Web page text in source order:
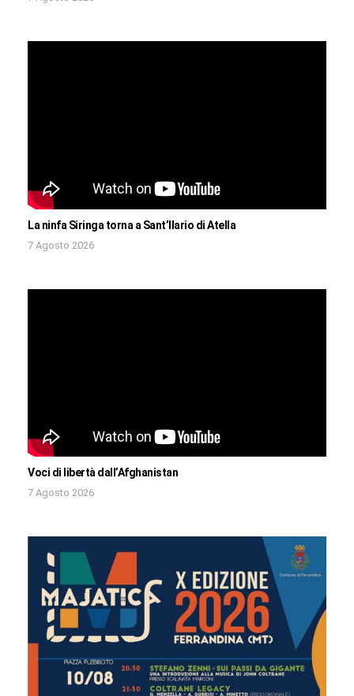
La ninfa Siringa torna a Sant’Ilario di Atella
7 Agosto 2026
Voci di libertà dall’Afghanistan
7 Agosto 2026